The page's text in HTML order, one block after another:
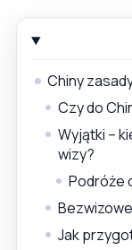
Chiny
Czy do
Wyjątki –
wizy?
Podróże
Jak